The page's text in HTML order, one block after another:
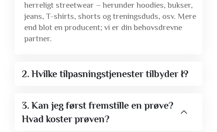
herreligt streetwear – herunder hoodies, bukser,
jeans, T-shirts, shorts og treningsduds, osv. Mere
end blot en producent; vi er din behovsdrevne
partner.
2. Hvilke tilpasningstjenester tilbyder I?
3. Kan jeg først fremstille en prøve?
Hvad koster prøven?